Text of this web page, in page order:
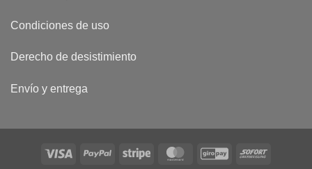
Condiciones de uso
Derecho de desistimiento
Envío y entrega
Visa PayPal Stripe MasterCardGiroPay Sofort